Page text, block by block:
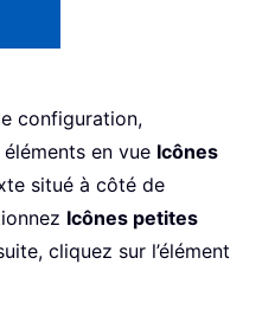
configuration,
en vue Icônes
situé à côté de
Icônes petites
cliquez sur l’élément